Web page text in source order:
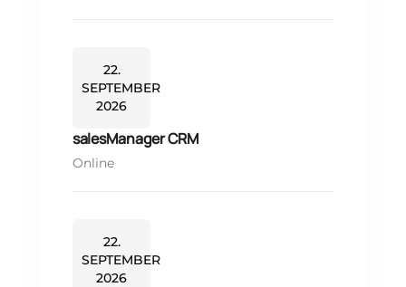
22.
SEPTEMBER
2026
salesManager CRM
Online
22.
SEPTEMBER
2026